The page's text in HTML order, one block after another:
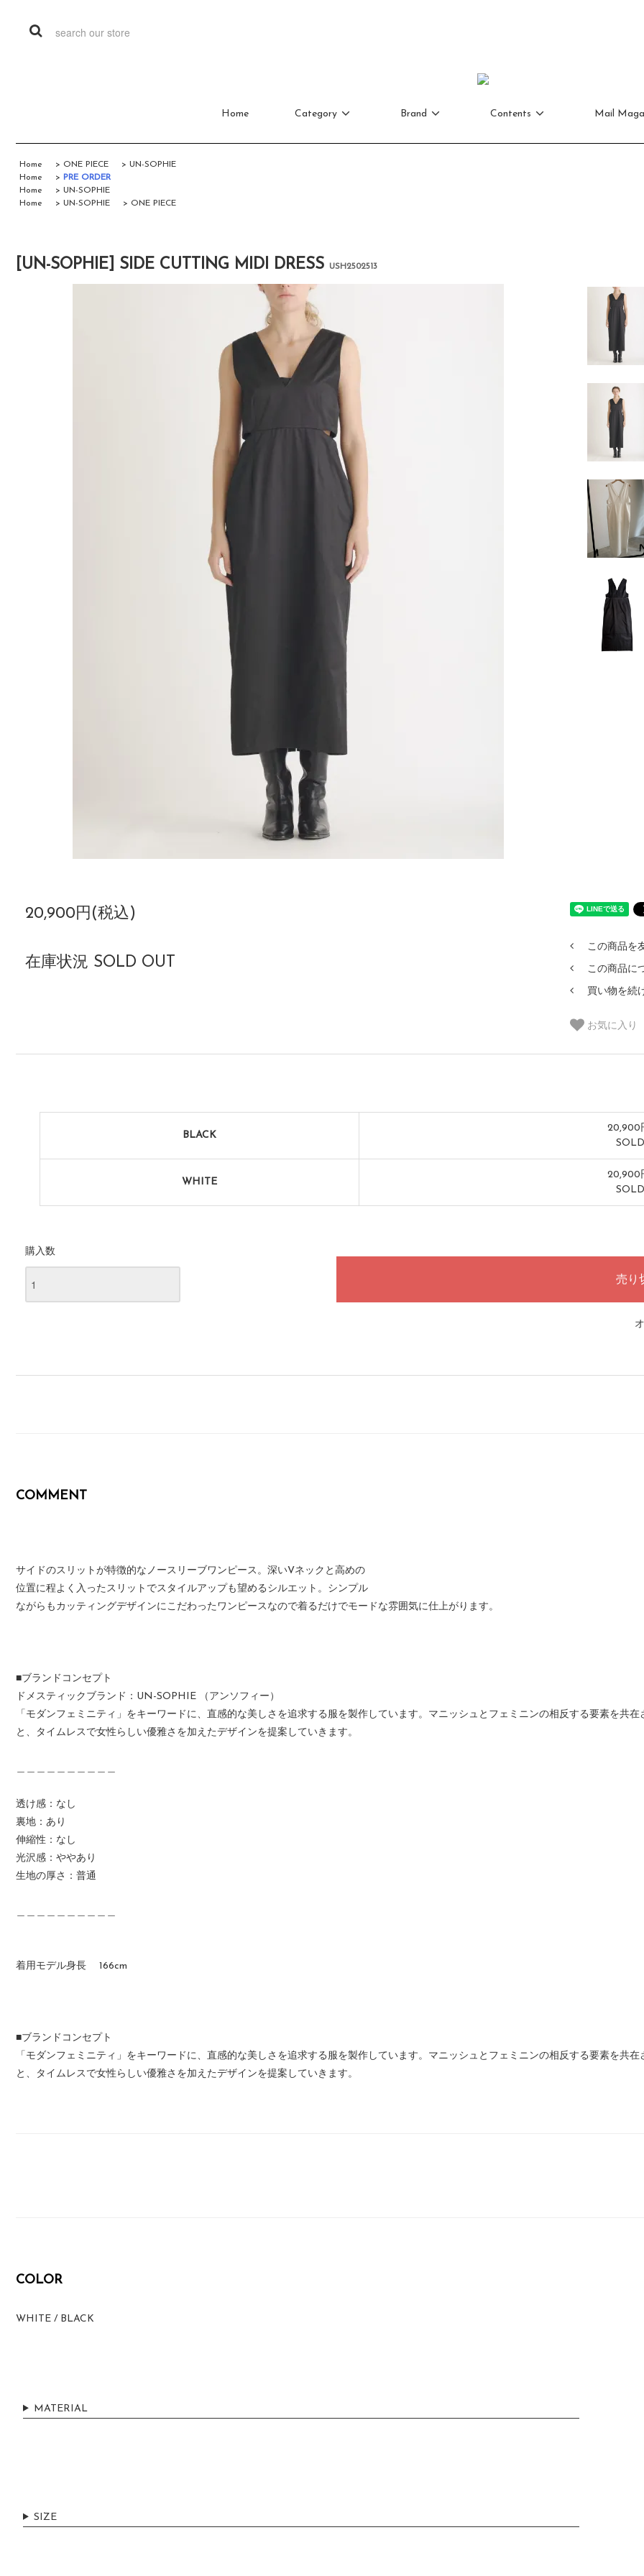
Home Category Brand Contents Mail
Home > ONE PIECE > UN-SOPHIE
Home
> PRE ORDER
Home
> UN-SOPHIE
Home
> UN-SOPHIE > ONE PIECE
[UN-SOPHIE] SIDE CUTTING MIDI DRESS USH2502513
20,900円(税込)
在庫状況 SOLD OUT
この商品を
この商品に
買い物を続
お気に入り
BLACK
20,900
SOLD
WHITE
20,900
SOLD
購入数
COMMENT
サイドのスリットが特徴的なノースリーブワンピース。深いVネックと高めの
位置に程よく入ったスリットでスタイルアップも望めるシルエット。シンプル
ながらもカッティングデザインにこだわったワンピースなので着るだけでモードな雰囲気に仕上がります。
■ブランドコンセプト
ドメスティックブランド：UN-SOPHIE （アンソフィー）
「モダンフェミニティ」をキーワードに、直感的な美しさを追求する服を製作しています。マニッシュとフェミニンの相反する要素を共
と、タイムレスで女性らしい優雅さを加えたデザインを提案していきます。
透け感：なし
裏地：あり
伸縮性：なし
光沢感：ややあり
生地の厚さ：普通
着用モデル身長 166cm
■ブランドコンセプト
「モダンフェミニティ」をキーワードに、直感的な美しさを追求する服を製作しています。マニッシュとフェミニンの相反する要素を共
と、タイムレスで女性らしい優雅さを加えたデザインを提案していきます。
COLOR
WHITE / BLACK
MATERIAL
SIZE